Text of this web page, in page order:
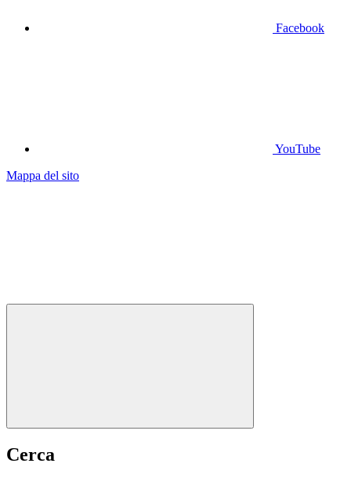
Facebook
YouTube
Mappa del sito
Cerca